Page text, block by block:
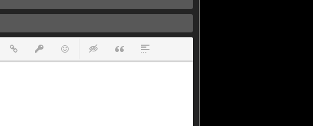
списоксписок
Вставить ссылку
Вставить защищенную ссылку
Вставить смайлик
Вставка скрытого текста
Вставка цитаты
Вставка спойлера